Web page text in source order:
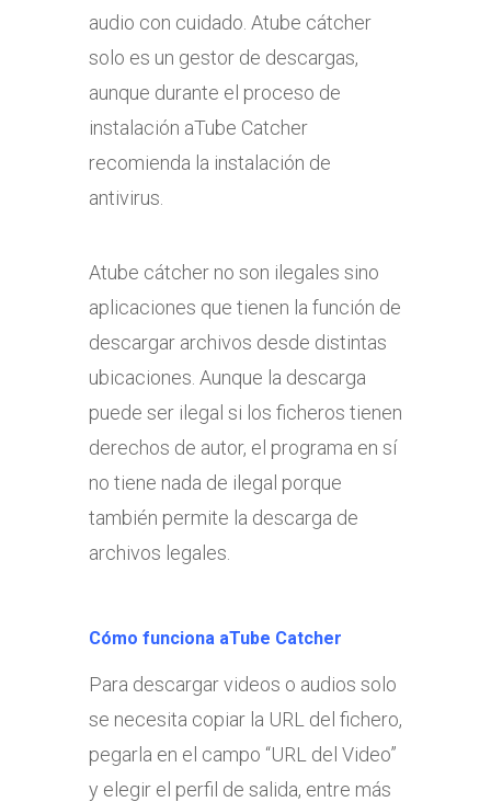
audio con cuidado. Atube cátcher
solo es un gestor de descargas,
aunque durante el proceso de
instalación aTube Catcher
recomienda la instalación de
antivirus.
Atube cátcher no son ilegales sino
aplicaciones que tienen la función de
descargar archivos desde distintas
ubicaciones. Aunque la descarga
puede ser ilegal si los ficheros tienen
derechos de autor, el programa en sí
no tiene nada de ilegal porque
también permite la descarga de
archivos legales.
Cómo funciona aTube Catcher
Para descargar videos o audios solo
se necesita copiar la URL del fichero,
pegarla en el campo “URL del Video”
y elegir el perfil de salida, entre más